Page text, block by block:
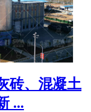
砖、混凝土
...